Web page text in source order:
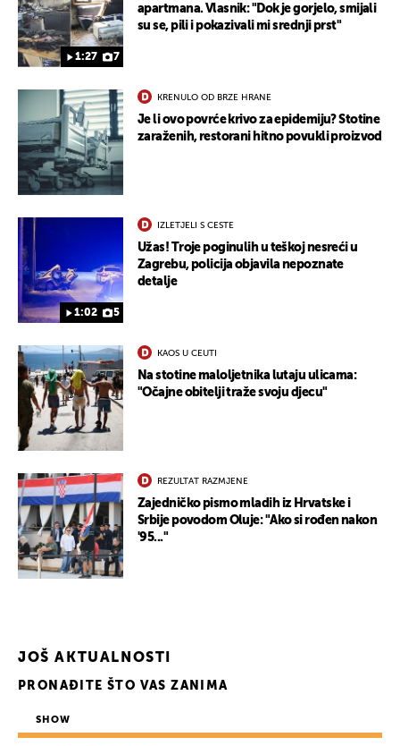
1:27 7
apartmana. Vlasnik: "Dok je gorjelo, smijali
su se, pili i pokazivali mi srednji prst"
KRENULO OD BRZE HRANE
Je li ovo povrće krivo za epidemiju? Stotine
zaraženih, restorani hitno povukli proizvod
1:02 5
IZLETJELI S CESTE
Užas! Troje poginulih u teškoj nesreći u
Zagrebu, policija objavila nepoznate
detalje
KAOS U CEUTI
Na stotine maloljetnika lutaju ulicama:
"Očajne obitelji traže svoju djecu"
REZULTAT RAZMJENE
Zajedničko pismo mladih iz Hrvatske i
Srbije povodom Oluje: "Ako si rođen nakon
'95..."
JOŠ AKTUALNOSTI
PRONAĐITE ŠTO VAS ZANIMA
SHOW